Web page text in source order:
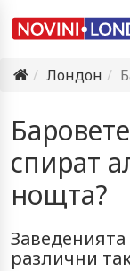
Лондон
спират
нощта?
различни